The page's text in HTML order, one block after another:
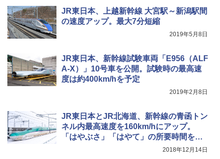
可能 安全ロック付き 高安全性 金属製耐久 コ
ンパクト多機能設計 持ち運び便利 アウトド
ア/オフィス/教育現場/展示会用 緑
JR東日本、上越新幹線 大宮駅～新潟駅間
の速度アップ。最大7分短縮
2019年5月8日
JR東日本、新幹線試験車両「E956（ALF
A-X）」10号車を公開。試験時の最高速
度は約400km/hを予定
2019年2月8日
JR東日本とJR北海道、新幹線の青函トン
ネル内最高速度を160km/hにアップ。
「はやぶさ」「はやて」の所要時間を最
2018年12月14日